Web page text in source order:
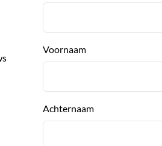
Voornaam
Achternaam